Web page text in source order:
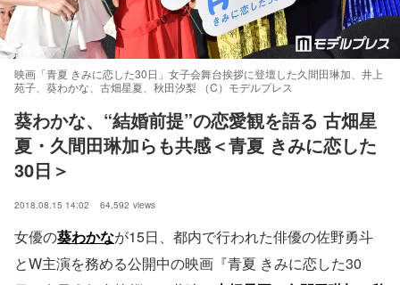
映画「青夏 きみに恋した30日」女子会舞台挨拶に登壇した久間田琳加、井上
苑子、葵わかな、古畑星夏、秋田汐梨 （C）モデルプレス
葵わかな、“結婚前提”の恋愛観を語る 古畑星
夏・久間田琳加らも共感＜青夏 きみに恋した
30日＞
2018.08.15 14:02 64,592 views
女優の葵わかなが15日、都内で行われた俳優の佐野勇斗
とW主演を務める公開中の映画『青夏 きみに恋した30